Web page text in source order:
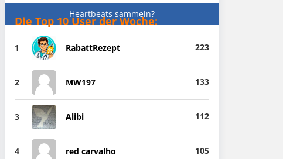
Heartbeats sammeln?
Die Top 10 User der Woche:
1 RabattRezept 223
2 MW197 133
3 Alibi 112
4 red carvalho 105